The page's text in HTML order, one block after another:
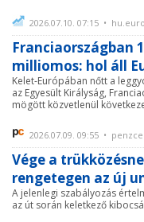
2026.07.10. 07:15 •
Franciaországban
milliomos: hol áll
Kelet-Európában nőtt a
az Egyesült Királyság,
mögött közvetlenül
2026.07.09. 09:55 •
Vége a
rengetegen az új
A jelenlegi szabályozás
az út során keletkező